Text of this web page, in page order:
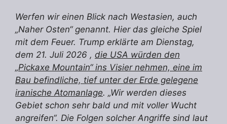
Werfen wir einen Blick nach Westasien, auch
„Naher Osten“ genannt. Hier das gleiche Spiel
mit dem Feuer. Trump erklärte am Dienstag,
dem 21. Juli 2026 , die USA würden den
„Pickaxe Mountain“ ins Visier nehmen, eine im
Bau befindliche, tief unter der Erde gelegene
iranische Atomanlage. „Wir werden dieses
Gebiet schon sehr bald und mit voller Wucht
angreifen“. Die Folgen solcher Angriffe sind laut